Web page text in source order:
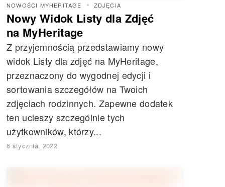
NOWOŚCI MYHERITAGE ZDJĘCIA
Nowy Widok Listy dla Zdjęć
na MyHeritage
Z przyjemnością przedstawiamy nowy
widok Listy dla zdjęć na MyHeritage,
przeznaczony do wygodnej edycji i
sortowania szczegółów na Twoich
zdjęciach rodzinnych. Zapewne dodatek
ten ucieszy szczególnie tych
użytkowników, którzy...
6 stycznia, 2022